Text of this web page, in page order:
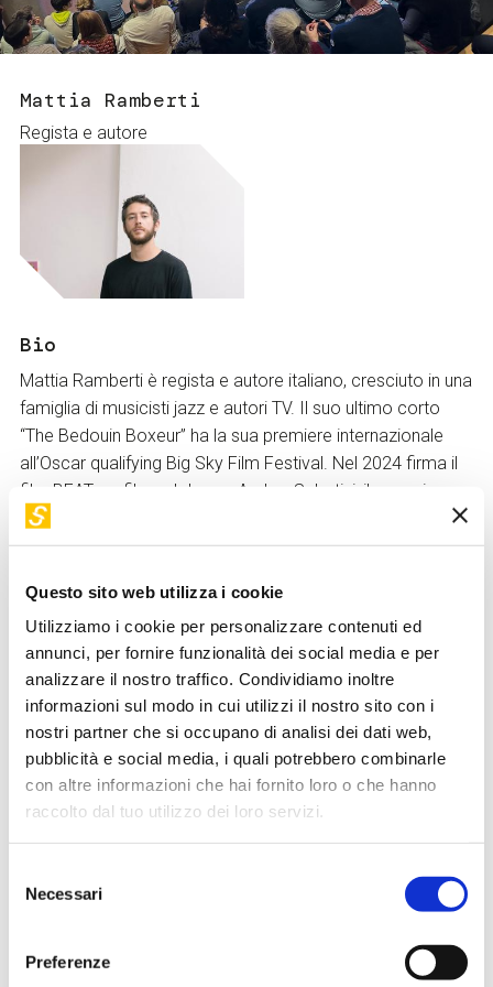
Questo sito web utilizza i cookie
Utilizziamo i cookie per personalizzare contenuti ed
annunci, per fornire funzionalità dei social media e per
analizzare il nostro traffico. Condividiamo inoltre
informazioni sul modo in cui utilizzi il nostro sito con i
nostri partner che si occupano di analisi dei dati web,
pubblicità e social media, i quali potrebbero combinarle
con altre informazioni che hai fornito loro o che hanno
raccolto dal tuo utilizzo dei loro servizi.
delNecessari
Preferenze
Servizi e accessibilità
Contatti
Biglietti
Mattia Ramberti
Regista e autore
Bio
Mattia Ramberti è regista e autore italiano, cresciuto in una
famiglia di musicisti jazz e autori TV. Il suo ultimo corto
“The Bedouin Boxeur” ha la sua premiere internazionale
all’Oscar qualifying Big Sky Film Festival. Nel 2024 firma il
film BEAT: un film sul Jazz e Ambra Sabatini: il suo primo
lungometraggio distribuito in sala in tutta Italia.
Attualmente al lavoro su un nuovo film sulla musica a
Torna a "I nostri relatori"
I suoi workshop in STEP